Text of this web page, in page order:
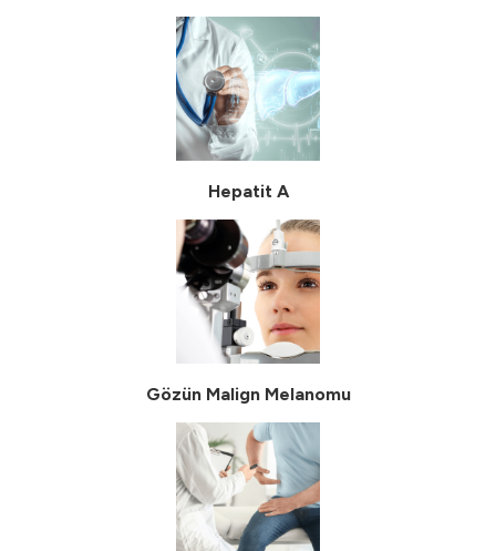
Hepatit A
Gözün Malign Melanomu